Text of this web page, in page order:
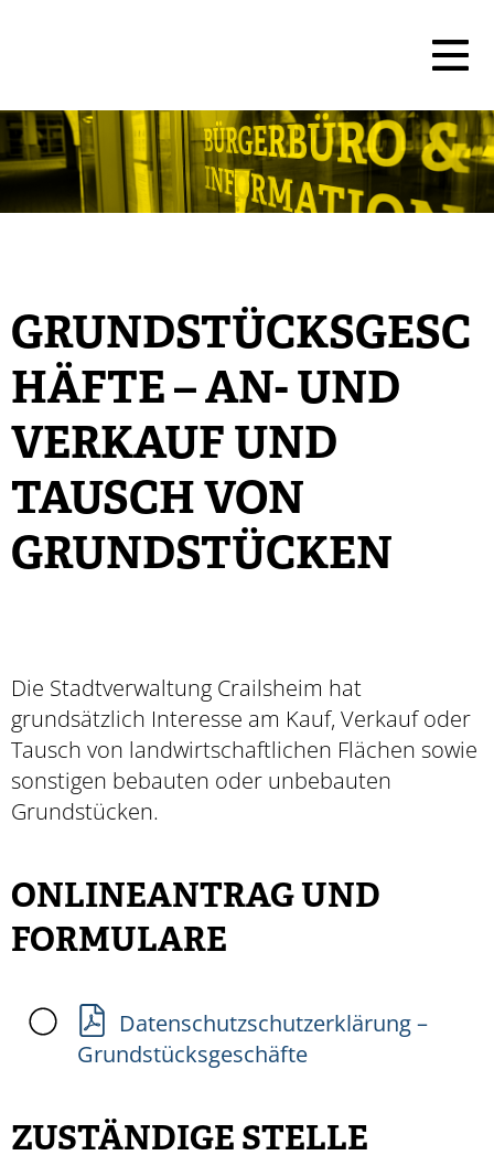
GRUNDSTÜCKSGESC
HÄFTE – AN- UND
VERKAUF UND
TAUSCH VON
GRUNDSTÜCKEN
Die Stadtverwaltung Crailsheim hat
grundsätzlich Interesse am Kauf, Verkauf oder
Tausch von landwirtschaftlichen Flächen sowie
sonstigen bebauten oder unbebauten
Grundstücken.
ONLINEANTRAG UND
FORMULARE
Datenschutzschutzerklärung –
Grundstücksgeschäfte
ZUSTÄNDIGE STELLE